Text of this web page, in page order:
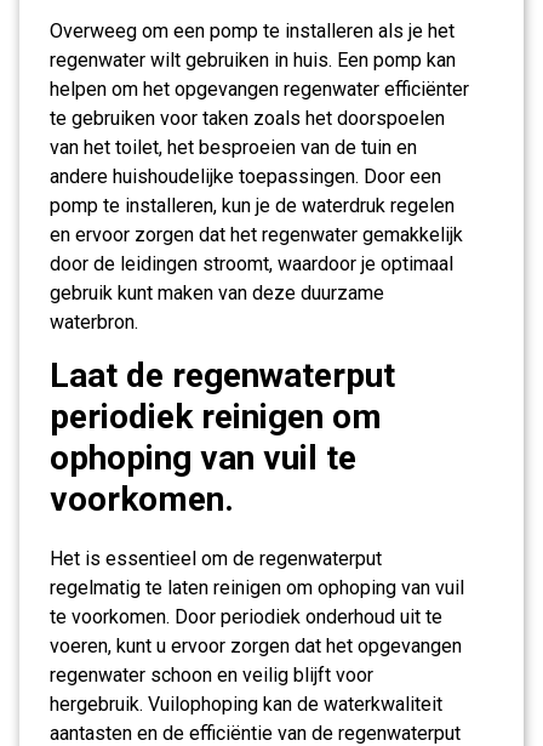
Overweeg om een pomp te installeren als je het
regenwater wilt gebruiken in huis. Een pomp kan
helpen om het opgevangen regenwater efficiënter
te gebruiken voor taken zoals het doorspoelen
van het toilet, het besproeien van de tuin en
andere huishoudelijke toepassingen. Door een
pomp te installeren, kun je de waterdruk regelen
en ervoor zorgen dat het regenwater gemakkelijk
door de leidingen stroomt, waardoor je optimaal
gebruik kunt maken van deze duurzame
waterbron.
Laat de regenwaterput
periodiek reinigen om
ophoping van vuil te
voorkomen.
Het is essentieel om de regenwaterput
regelmatig te laten reinigen om ophoping van vuil
te voorkomen. Door periodiek onderhoud uit te
voeren, kunt u ervoor zorgen dat het opgevangen
regenwater schoon en veilig blijft voor
hergebruik. Vuilophoping kan de waterkwaliteit
aantasten en de efficiëntie van de regenwaterput